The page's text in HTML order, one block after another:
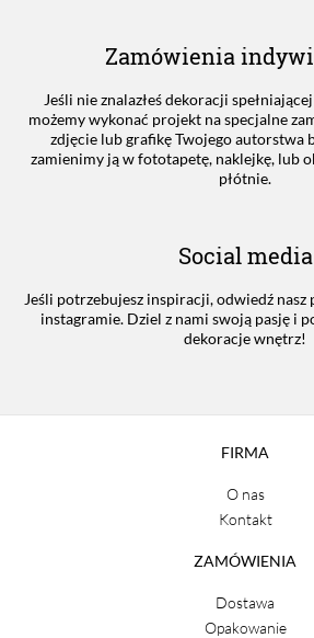
Zamówienia
Jeśli nie znalazłeś dekoracji
możemy wykonać projekt na specjalne
zdjęcie lub grafikę Twojego autorstwa
zamienimy ją w fototapetę, naklejkę, lub
płótnie.
Social media
Jeśli potrzebujesz inspiracji, odwiedź
instagramie. Dziel z nami swoją pasję i
dekoracje wnętrz!
FIRMA
O nas
Kontakt
ZAMÓWIENIA
Dostawa
Opakowanie